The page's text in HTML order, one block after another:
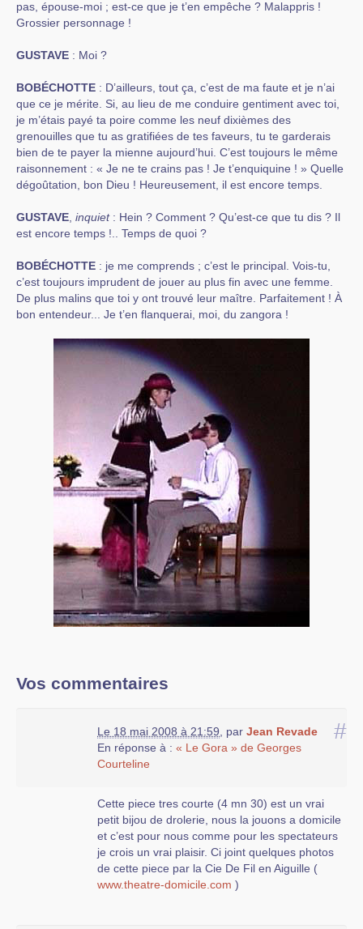
pas, épouse-moi ; est-ce que je t’en empêche ? Malappris !
Grossier personnage !
GUSTAVE : Moi ?
BOBÉCHOTTE : D’ailleurs, tout ça, c’est de ma faute et je n’ai
que ce je mérite. Si, au lieu de me conduire gentiment avec toi,
je m’étais payé ta poire comme les neuf dixièmes des
grenouilles que tu as gratifiées de tes faveurs, tu te garderais
bien de te payer la mienne aujourd’hui. C’est toujours le même
raisonnement : « Je ne te crains pas ! Je t’enquiquine ! » Quelle
dégoûtation, bon Dieu ! Heureusement, il est encore temps.
GUSTAVE inquiet: Hein ? Comment ? Qu’est-ce que tu dis ? Il
est encore temps !.. Temps de quoi ?
BOBÉCHOTTE : je me comprends ; c’est le principal. Vois-tu,
c’est toujours imprudent de jouer au plus fin avec une femme.
De plus malins que toi y ont trouvé leur maître. Parfaitement ! À
bon entendeur... Je t’en flanquerai, moi, du zangora !
Vos commentaires
#
Le 18 mai 2008 à 21:59 par Jean Revade
En réponse à : « Le Gora » de Georges
Courteline
Cette piece tres courte (4 mn 30) est un vrai
petit bijou de drolerie, nous la jouons a domicile
et c’est pour nous comme pour les spectateurs
je crois un vrai plaisir. Ci joint quelques photos
de cette piece par la Cie De Fil en Aiguille (
www.theatre-domicile.com )